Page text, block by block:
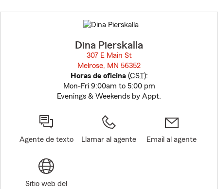
to
before
Dina Pierskalla
307 E Main St
Melrose, MN 56352
Horas de oficina(CST):
Mon-Fri 9:00am to 5:00 pm
Evenings & Weekends by Appt.
Agente de texto Llamar al agente Email al agente
Sitio web del